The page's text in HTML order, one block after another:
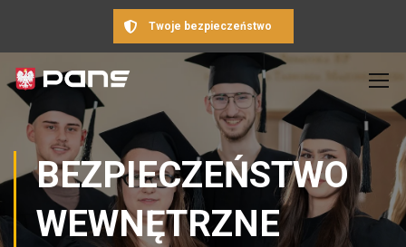
Twoje bezpieczeństwo
BEZPIECZEŃSTWO
WEWNĘTRZNE